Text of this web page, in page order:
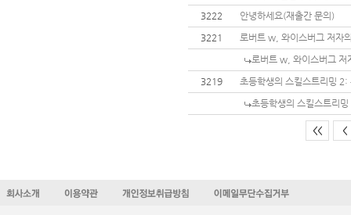
3222
안녕하세요(재출간 문의)
3221
로버트 w, 와이스버그 저자
로버트 w, 와이스버그
3219
초등학생의 스킬스트리밍 2:
초등학생의 스킬스트리
<< <